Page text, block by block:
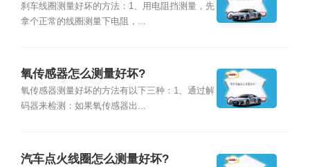
刹车线圈测量好坏的方法：1、用电阻挡测量，先
拿个正常的线圈测量下电阻，...
氧传感器怎么测量好坏?
氧传感器测量好坏的方法有以下三种：1、通过解
码器来检测：如果氧传感器出...
汽车点火线圈怎么测量好坏?